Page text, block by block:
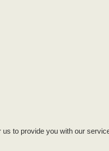
to provide you with our